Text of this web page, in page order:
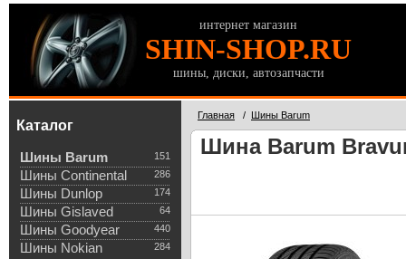
интернет магазин
SHIN-SHOP.RU
шины, диски, автозапчасти
Каталог
151
Шины Barum
286
Шины Continental
174
Шины Dunlop
64
Шины Gislaved
440
Шины Goodyear
284
Шины Nokian
Главная / Шины Barum
Шина Barum